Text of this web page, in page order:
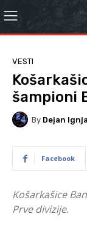
VESTI
šampioni
By Dejan
Facebook
Košarkašice
Prve divizije.